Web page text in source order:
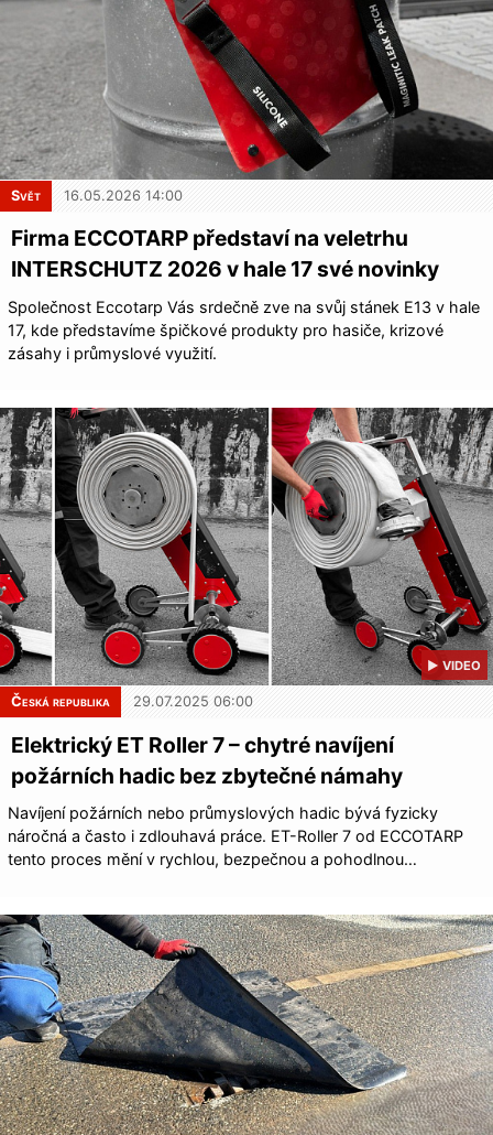
Svět 16.05.2026 14:00
Firma ECCOTARP představí na veletrhu
INTERSCHUTZ 2026 v hale 17 své novinky
Společnost Eccotarp Vás srdečně zve na svůj stánek E13 v hale
17, kde představíme špičkové produkty pro hasiče, krizové
zásahy i průmyslové využití.
▶ VIDEO
Česká republika 29.07.2025 06:00
Elektrický ET Roller 7 – chytré navíjení
požárních hadic bez zbytečné námahy
Navíjení požárních nebo průmyslových hadic bývá fyzicky
náročná a často i zdlouhavá práce. ET-Roller 7 od ECCOTARP
tento proces mění v rychlou, bezpečnou a pohodlnou…